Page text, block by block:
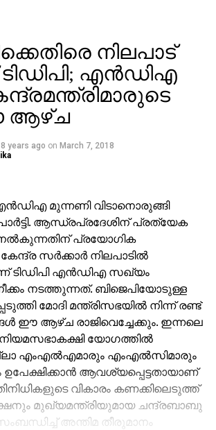
നിലപാട്
ടിഡിപി; എന്‍ഡിഎ
ആഴ്ച
8 years ago on March 7, 2018
മുന്നണി വിടാനൊരുങ്ങി
ആന്ധ്രപ്രദേശിന് പ്രത്യേക
നല്‍കുന്നതിന് പ്രയോഗിക
സര്‍ക്കാര്‍ നിലപാടില്‍
ടിഡിപി എന്‍ഡിഎ സഖ്യം
നടത്തുന്നത്. ബിജെപിയോടുള്ള
മോദി മന്ത്രിസഭയില്‍ നിന്ന് രണ്ട്
ഈ ആഴ്ച രാജിവെച്ചേക്കും. ഇന്നലെ
നിയമസഭാകക്ഷി യോഗത്തില്‍
എംഎല്‍എമാരും എംഎല്‍സിമാരും
ഉപേക്ഷിക്കാന്‍ ആവശ്യപ്പെട്ടതായാണ്
വികാരം കണക്കിലെടുത്ത്
മുഖ്യമന്ത്രിയുമായ ചന്ദ്രബാബു
അന്തിമ തീരുമാനം